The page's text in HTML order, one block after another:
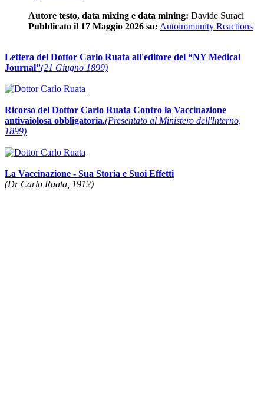
Autore testo, data mixing e data mining: Davide Suraci
Pubblicato il 17 Maggio 2026 su: Autoimmunity Reactions
Lettera del Dottor Carlo Ruata all'editore del “NY Medical
Journal”(21 Giugno 1899)
Ricorso del Dottor Carlo Ruata Contro la Vaccinazione
antivaiolosa obbligatoria.(Presentato al Ministero dell'Interno,
1899)
La Vaccinazione - Sua Storia e Suoi Effetti
(Dr Carlo Ruata, 1912)